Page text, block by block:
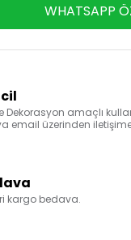
WHATSAPP
Dekorasyon amaçlı
email üzerinden
kargo bedava.